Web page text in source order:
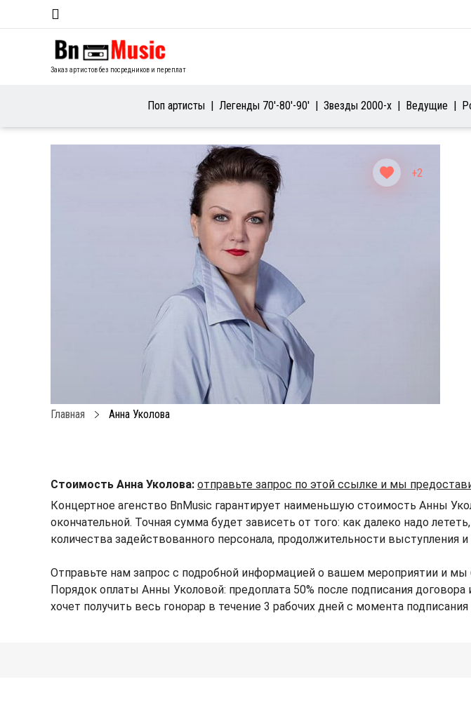
Заказ артистов без посредников и переплат
Поп артисты Легенды 70′-80′-90′ Звезды 2000-х Ведущие
+2
Главная Анна Уколова
Стоимость Анна Уколова: отправьте запрос по этой ссылке и мы
Концертное агенство BnMusic гарантирует наименьшую стоимость Анны
окончательной. Точная сумма будет зависеть от того: как далеко надо
количества задействованного персонала, продолжительности выступления и
Отправьте нам запрос с подробной информацией о вашем мероприятии и
Порядок оплаты Анны Уколовой: предоплата 50% после подписания
хочет получить весь гонорар в течение 3 рабочих дней с момента подписания